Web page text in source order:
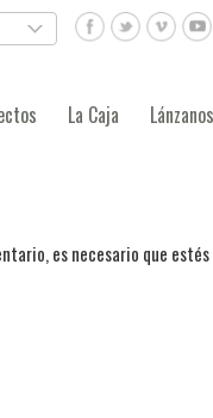
.
La Caja
es necesario que